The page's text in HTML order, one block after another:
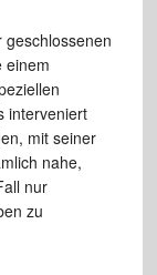
einem
interveniert
mit seiner
nahe,
nur
zu